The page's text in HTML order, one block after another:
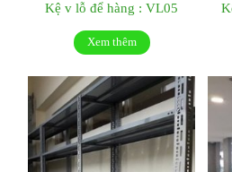
Kệ v lỗ để hàng : VL05
Xem thêm